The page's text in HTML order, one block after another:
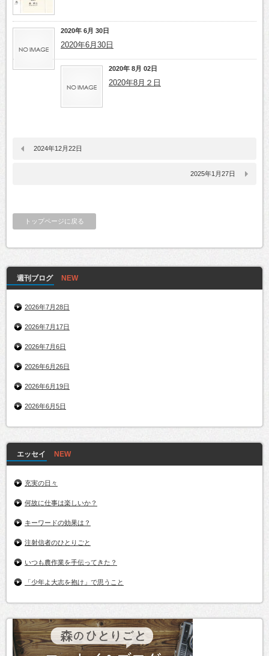
2020年 6月 30日
2020年6月30日
2020年 8月 02日
2020年8月２日
2024年12月22日
2025年1月27日
トップページに戻る
週刊ブログ
2026年7月28日
2026年7月17日
2026年7月6日
2026年6月26日
2026年6月19日
2026年6月5日
エッセイ
充実の日々
何故に仕事は楽しいか？
キーワードの効果は？
注射信者のひとりごと
いつも農作業を手伝ってきた？
「少年よ大志を抱け」で思うこと